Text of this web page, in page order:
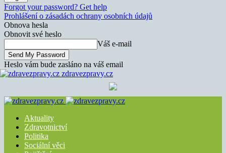
Forgot your password? Get help
Prohlášení o zásadách ochrany osobních údajů
Obnova hesla
Obnovit své heslo
Váš e-mail
Heslo vám bude zasláno na váš email
zdravezpravy.cz
Aktuality
Zdravotnictví
Politika
Sociální věci